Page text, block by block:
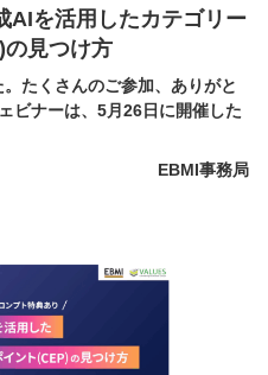
AIを活用したカテゴリー
の見つけ方
たくさんのご参加、ありがと
ビナーは、5月26日に開催した
EBMI事務局